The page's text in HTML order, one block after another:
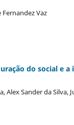
Vaz
do social e
Alex Sander da Silva,